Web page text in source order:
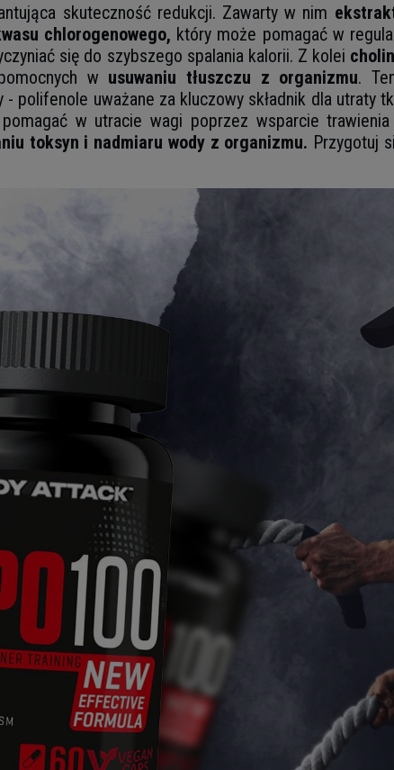
skuteczność redukcji. Zawarty w nim
chlorogenowego, który może pomagać w
się do szybszego spalania kalorii. Z kolei
w usuwaniu tłuszczu z organizmu.
- polifenole uważane za kluczowy składnik dla utraty
w utracie wagi poprzez wsparcie
toksyn i nadmiaru wody z organizmu. Przygotuj